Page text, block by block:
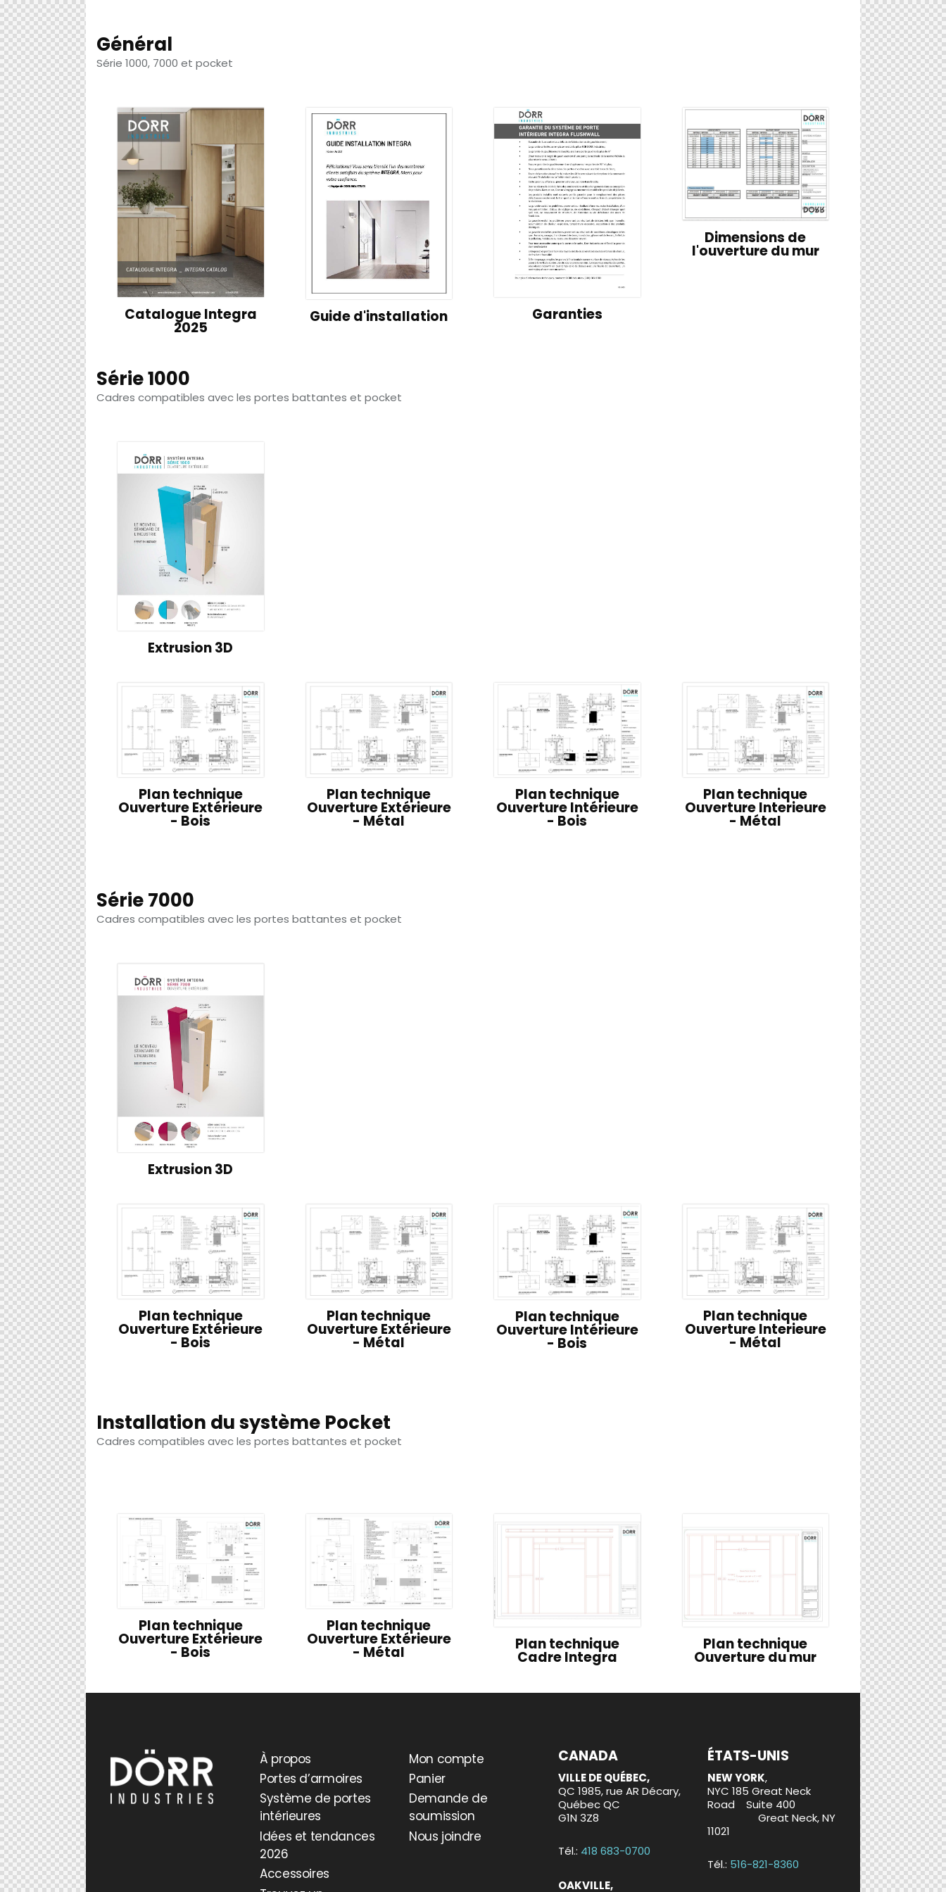
Général
Série 1000, 7000 et pocket
Catalogue Integra
2025
Guide d'installation Garanties
Dimensions de
l'ouverture du mur
Série 1000
Cadres compatibles avec les portes battantes et pocket
Extrusion 3D
Plan technique
Ouverture Extérieure
- Bois
Plan technique
Ouverture Extérieure
- Métal
Plan technique
Ouverture Intérieure
- Bois
Plan technique
Ouverture Interieure
- Métal
Série 7000
Cadres compatibles avec les portes battantes et pocket
Extrusion 3D
Plan technique
Ouverture Extérieure
- Bois
Plan technique
Ouverture Extérieure
- Métal
Plan technique
Ouverture Intérieure
- Bois
Plan technique
Ouverture Interieure
- Métal
Installation du système Pocket
Cadres compatibles avec les portes battantes et pocket
Plan technique
Ouverture Extérieure
- Bois
Plan technique
Ouverture Extérieure
- Métal Plan technique
Cadre Integra
Plan technique
Ouverture du mur
À propos
Portes d’armoires
Système de portes
intérieures
Idées et tendances
2026
Accessoires
Mon compte
Panier
Demande de
soumission
Nous joindre
CANADA
VILLE DE QUÉBEC,
QC 1985, rue AR Décary,
Québec QC
G1N 3Z8
Tél.: 418 683-0700
OAKVILLE,
ÉTATS-UNIS
NEW YORK,
NYC 185 Great Neck
Road Suite 400
Great Neck, NY
11021
Tél.: 516-821-8360